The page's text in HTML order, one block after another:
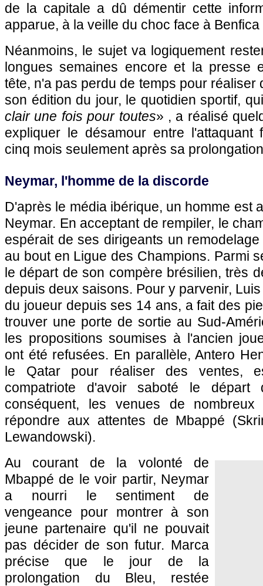
de la capitale a dû démentir cette
apparue, à la veille du choc face à
Néanmoins, le sujet va logiquement
longues semaines encore et la presse
tête, n'a pas perdu de temps pour réaliser
son édition du jour, le quotidien sportif,
clair une fois pour toutes» , a réalisé
expliquer le désamour entre l'attaquant
cinq mois seulement après sa
Neymar, l'homme de la discorde
D'après le média ibérique, un homme est
Neymar. En acceptant de rempiler, le
espérait de ses dirigeants un
au bout en Ligue des Champions. Parmi
le départ de son compère brésilien, très
depuis deux saisons. Pour y parvenir,
du joueur depuis ses 14 ans, a fait des
trouver une porte de sortie au Sud-
les propositions soumises à l'ancien
ont été refusées. En parallèle, Antero
le Qatar pour réaliser des ventes,
compatriote d'avoir saboté le
conséquent, les venues de
répondre aux attentes de Mbappé
Lewandowski).
Au courant de la volonté de
Mbappé de le voir partir, Neymar
a nourri le sentiment de
vengeance pour montrer à son
jeune partenaire qu'il ne pouvait
pas décider de son futur. Marca
précise que le jour de la
prolongation du Bleu, restée